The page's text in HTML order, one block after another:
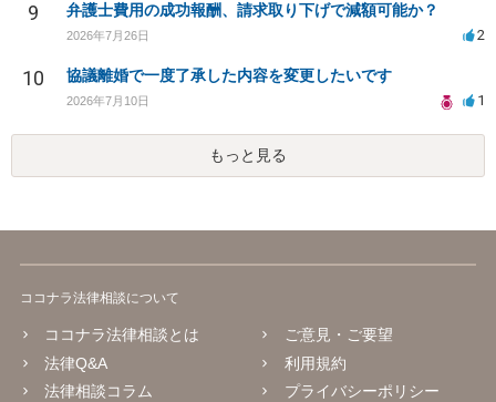
9 弁護士費用の成功報酬、請求取り下げで減額可能か？
2026年7月26日 2
10 協議離婚で一度了承した内容を変更したいです
2026年7月10日 1
もっと見る
ココナラ法律相談について
ココナラ法律相談とは
法律Q&A
法律相談コラム
ご意見・ご要望
利用規約
プライバシーポリシー